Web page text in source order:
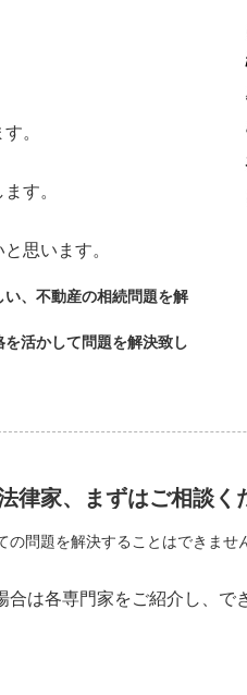
。
す。
思います。
、不動産の相続問題を解
活かして問題を解決致し
律家、まずはご相談く
の問題を解決することはできませ
合は各専門家をご紹介し、で